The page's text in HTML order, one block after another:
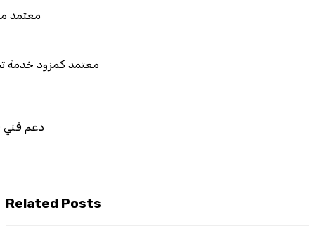
معتمد من هيئة الزكاة والضريبة
معتمد كمزود خدمة تخطيط موارد المؤسسات
دعم فني في استيراد بيانات
Related Posts